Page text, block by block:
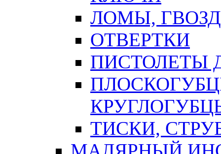
ЛОМЫ,
ОТВЕРТКИ
ПИСТОЛЕТЫ
ТИСКИ,